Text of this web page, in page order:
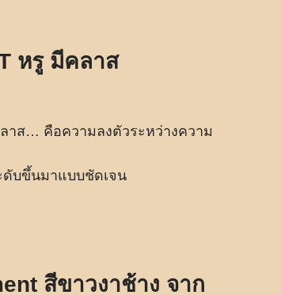
หรู มีคลาส
าส… คือความลงตัวระหว่างความ
ดับขึ้นมาแบบชัดเจน
สีขาวงาช้าง จาก